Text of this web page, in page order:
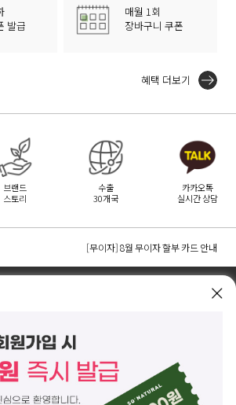
발급
매월 1회
장바구니 쿠폰
혜택 더보기
브랜드
스토리
수출
30개국
카카오톡
실시간 상담
[무이자] 8월 무이자 할부 카드 안내
[무이자] 8월 토스페이 무이자 할부안내
통신판매업신고 제2014-서울강남-03442호
(평일 10:00~18:00 / 점심시간 12:30~13:30)